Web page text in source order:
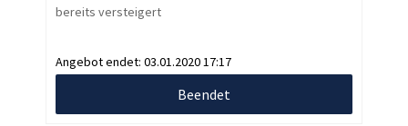
bereits versteigert
Angebot endet: 03.01.2020 17:17
Beendet